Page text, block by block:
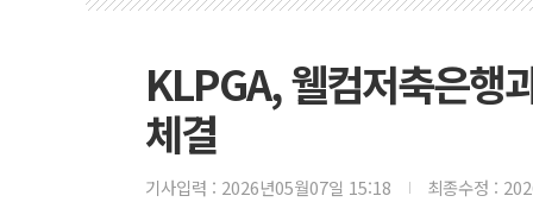
KLPGA, 웰컴저축은행
체결
기사입력 : 2026년05월07일 15:18 최종수정 :